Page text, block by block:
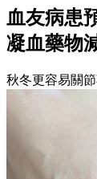
血友病患
凝血藥物
秋冬更容易關